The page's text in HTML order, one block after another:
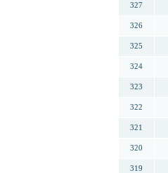
327
326
325
324
323
322
321
320
319